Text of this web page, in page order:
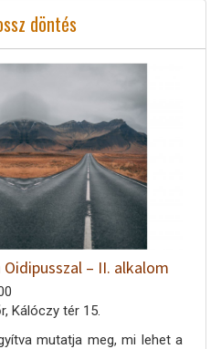
döntés
– II. alkalom
Kálóczy tér 15.
mutatja meg, mi lehet a